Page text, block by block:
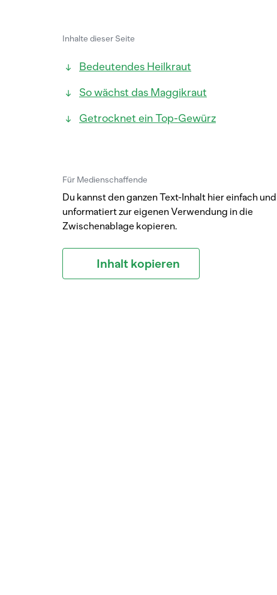
Inhalte dieser Seite
Bedeutendes Heilkraut
So wächst das Maggikraut
Getrocknet ein Top-Gewürz
Für Medienschaffende
Du kannst den ganzen Text-Inhalt hier einfach und
unformatiert zur eigenen Verwendung in die
Zwischenablage kopieren.
Inhalt kopieren